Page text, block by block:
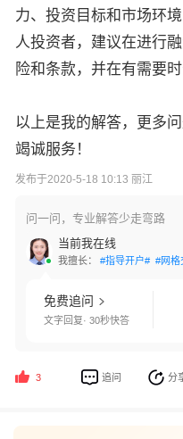
力、投资目标和市场环
人投资者，建议在进行
险和条款，并在有需要
以上是我的解答，更多
竭诚服务！
发布于2020-5-18 10:13 丽江
问一问，专业解答少走弯路
当前我在线
我擅长： #指导开户# #网格
免费追问
文字回复· 30秒快答
3 追问 分